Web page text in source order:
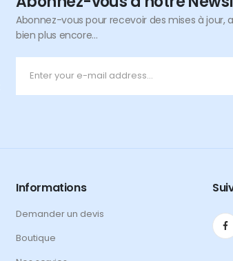
Abonnez-vous pour recevoir des mises à jour,
bien plus encore...
Informations
Demander un devis
Boutique